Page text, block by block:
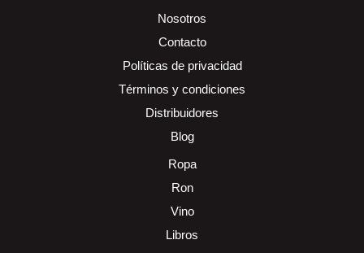
Nosotros
Contacto
Políticas de privacidad
Términos y condiciones
Distribuidores
Blog
Ropa
Ron
Vino
Libros